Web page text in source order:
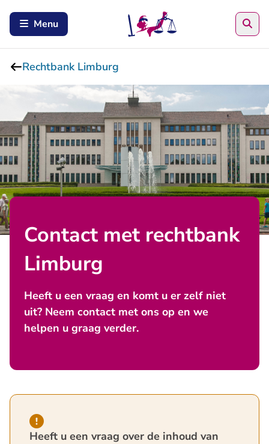
Menu
Rechtbank Limburg
Contact met rechtbank
Limburg
Heeft u een vraag en komt u er zelf niet
uit? Neem contact met ons op en we
helpen u graag verder.
Hint van type waarschuwing
Heeft u een vraag over de inhoud van